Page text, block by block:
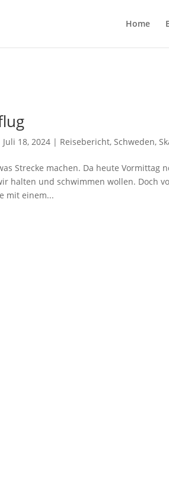
Home
Juli 18, 2024 | Reisebericht,Schweden,
Strecke machen. Da heute Vormittag
halten und schwimmen wollen. Doch
mit einem...